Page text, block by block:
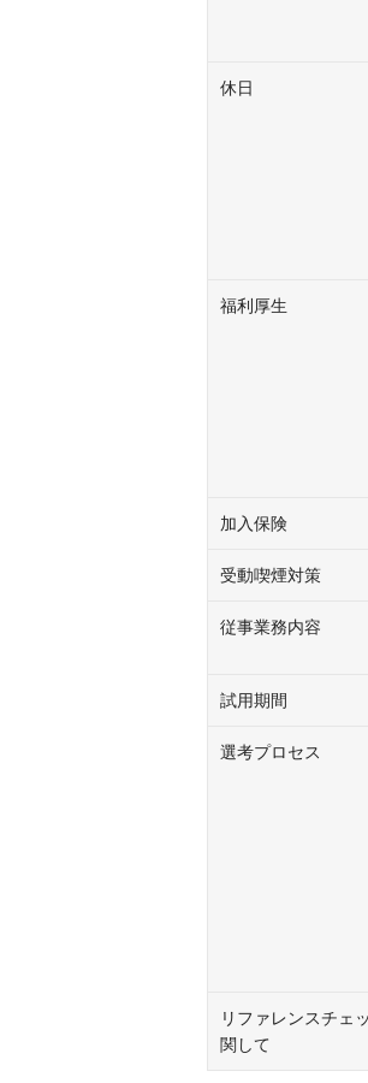
休日
福利厚生
加入保険
受動喫煙対策
従事業務内容
試用期間
選考プロセス
リファレンスチェ
関して